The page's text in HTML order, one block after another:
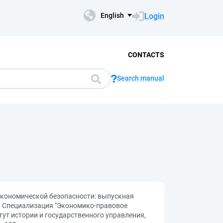
English Login
CONTACTS
Search manual
безопасности: выпускная
"Экономико-правовое
истории и государственного управления,